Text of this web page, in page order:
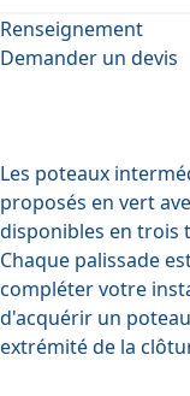
Renseignement
Demander un devis
Les poteaux
proposés en vert
disponibles en trois
Chaque palissade
compléter votre
d'acquérir un
extrémité de la